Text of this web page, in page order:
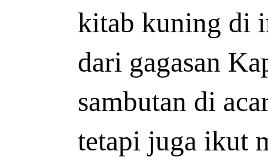
kitab kuning di
dari gagasan
sambutan di
tetapi juga ikut